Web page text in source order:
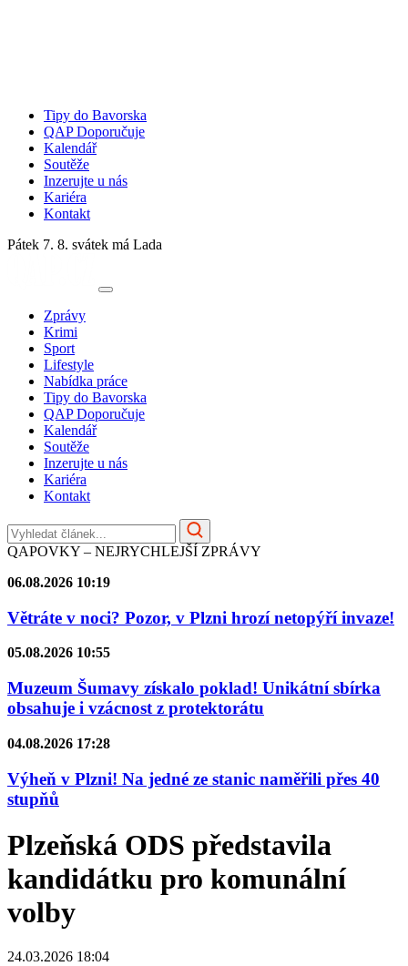
Tipy do Bavorska
QAP Doporučuje
Kalendář
Soutěže
Inzerujte u nás
Kariéra
Kontakt
Pátek 7. 8. svátek má Lada
Zprávy
Krimi
Sport
Lifestyle
Nabídka práce
Tipy do Bavorska
QAP Doporučuje
Kalendář
Soutěže
Inzerujte u nás
Kariéra
Kontakt
QAPOVKY – NEJRYCHLEJŠÍ ZPRÁVY
06.08.2026 10:19
Větráte v noci? Pozor, v Plzni hrozí netopýří invaze!
05.08.2026 10:55
Muzeum Šumavy získalo poklad! Unikátní sbírka
obsahuje i vzácnost z protektorátu
04.08.2026 17:28
Výheň v Plzni! Na jedné ze stanic naměřili přes 40
stupňů
Plzeňská ODS představila
kandidátku pro komunální
volby
24.03.2026 18:04